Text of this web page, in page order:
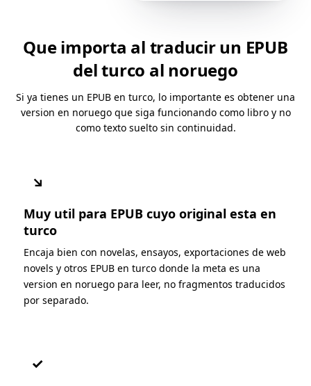
Que importa al traducir un EPUB
del turco al noruego
Si ya tienes un EPUB en turco, lo importante es obtener una
version en noruego que siga funcionando como libro y no
como texto suelto sin continuidad.
↘
Muy util para EPUB cuyo original esta en
turco
Encaja bien con novelas, ensayos, exportaciones de web
novels y otros EPUB en turco donde la meta es una
version en noruego para leer, no fragmentos traducidos
por separado.
✓